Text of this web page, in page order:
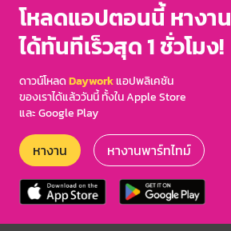
โหลดแอปตอนนี้ หางาน
ได้ทันทีเร็วสุด 1 ชั่วโมง!
ดาวน์โหลดDayworkแอปพลิเคชัน
ของเราได้แล้ววันนี้ ทั้งใน Apple Store
และ Google Play
หางาน หางานพาร์ทไทม์